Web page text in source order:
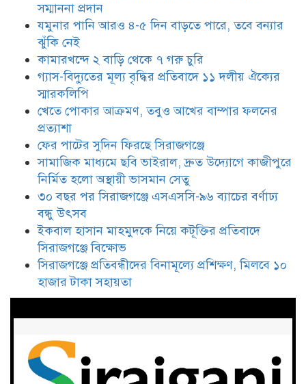
বাম্পার ফলনের প্রত্যাশা
ফের পাটের সুদিন ফিরছে সিরাজগঞ্জে
সামাজিক মাধ্যমে ছবি ভাইরাল, দ্রুত
উদ্যোগে কাজীপুরে নির্মিত হলো
অস্থায়ী ভাসমান সেতু
৩০ বছর পর সিরাজগঞ্জে এসএসসি-৯৬
ইকবাল হাসান মাহমুদকে নিয়ে
কটূক্তির প্রতিবাদে সিরাজগঞ্জে বিক্ষোভ
সম্মাননা প্রদান
যমুনার পানি আরও ৪-৫ দিন বাড়তে পারে, তবে বন্যার
ঝুঁকি নেই
কামারখন্দে ২ বাড়ি থেকে ৭ গরু চুরি
গ্যাস-বিদ্যুতের মূল্য বৃদ্ধির প্রতিবাদে ১১ দলীয় ঐক্যের
স্মারকলিপি
খেতে পোকার আক্রমণ, তবুও আখের বাম্পার ফলনের
প্রত্যাশা
ফের পাটের সুদিন ফিরছে সিরাজগঞ্জে
সামাজিক মাধ্যমে ছবি ভাইরাল, দ্রুত উদ্যোগে কাজীপুরে
নির্মিত হলো অস্থায়ী ভাসমান সেতু
৩০ বছর পর সিরাজগঞ্জে এসএসসি-৯৬ ব্যাচের বর্ণাঢ্য
বন্ধু উৎসব
ইকবাল হাসান মাহমুদকে নিয়ে কটূক্তির প্রতিবাদে
সিরাজগঞ্জে বিক্ষোভ
সিরাজগঞ্জে প্রতিবন্ধীদের বিনামূল্যে প্রশিক্ষণ, মিলবে ১০
হাজার টাকা সহায়তা